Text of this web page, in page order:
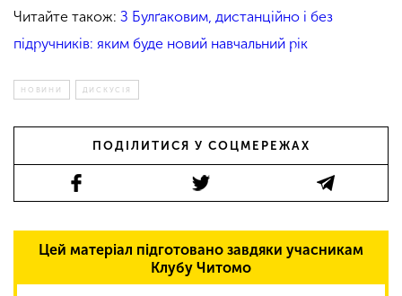
Читайте також: З Булґаковим, дистанційно і без
підручників: яким буде новий навчальний рік
НОВИНИ ДИСКУСІЯ
ПОДІЛИТИСЯ У СОЦМЕРЕЖАХ
Цей матеріал підготовано завдяки учасникам
Клубу Читомо